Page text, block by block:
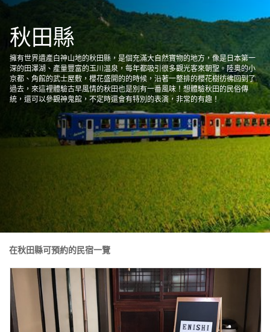
秋田縣
擁有世界遺產白神山地的秋田縣，是個充滿大自然寶物的地方，像是日本第一
深的田澤湖、產量豐富的玉川温泉，每年都吸引很多觀光客來朝聖。陸奥的小
京都、角館的武士屋敷，櫻花盛開的的時候，沿著一整排的櫻花樹彷彿回到了
過去，來這裡體驗古早風情的秋田也是別有一番風味！想體驗秋田的民俗傳
統，還可以參觀神鬼館，不定時還會有特別的表演，非常的有趣！
在秋田縣可預約的民宿一覽